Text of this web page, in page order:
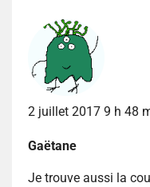
2 juillet 2017 9 h 48
Gaëtane
Je trouve aussi la